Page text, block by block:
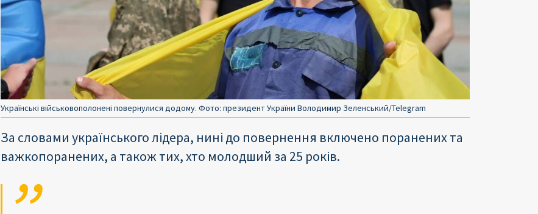
Українські військовополонені повернулися додому. Фото: президент України Володимир Зеленський/Telegram
За словами українського лідера, нині до повернення включено поранених та
важкопоранених, а також тих, хто молодший за 25 років.